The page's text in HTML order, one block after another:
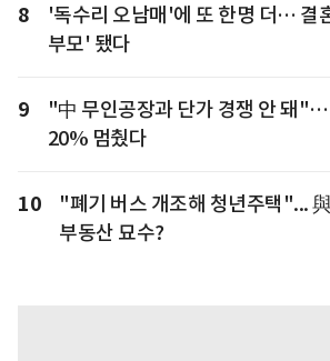
8
'독수리 오남매'에 또 한명 더… 결
부모' 됐다
9
"中 무인공장과 단가 경쟁 안 돼
20% 멈췄다
10
"폐기 버스 개조해 청년주택"...
부동산 묘수?